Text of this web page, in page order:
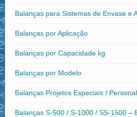
Balanças para Sistemas de Envase e
Balanças por Aplicação
Balanças por Capacidade kg
Balanças por Modelo
Balanças Projetos Especiais /
Balanças S-500 / S-1000 / SS-1500 –